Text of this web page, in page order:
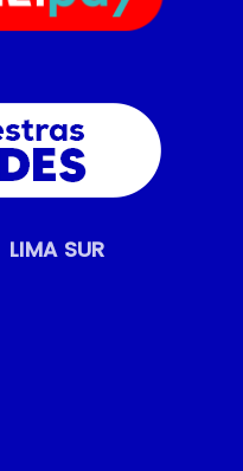
LIMA SUR